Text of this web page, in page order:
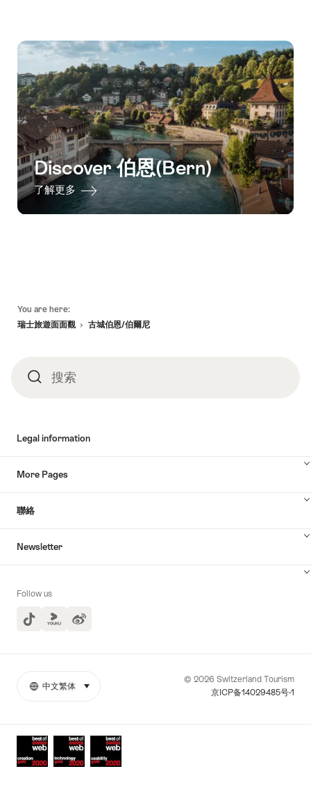
Discover 伯恩(Bern)
了解更多
You are here:
瑞士旅遊面面觀
古城伯恩/伯爾尼
搜 搜索
Legal information
More Pages
聯絡
Newsletter
Follow us
TikTokYuoku
Awards
More
© 2026 Switzerland Tourism
京ICP备14029485号-1
中文繁体 select (click to display)